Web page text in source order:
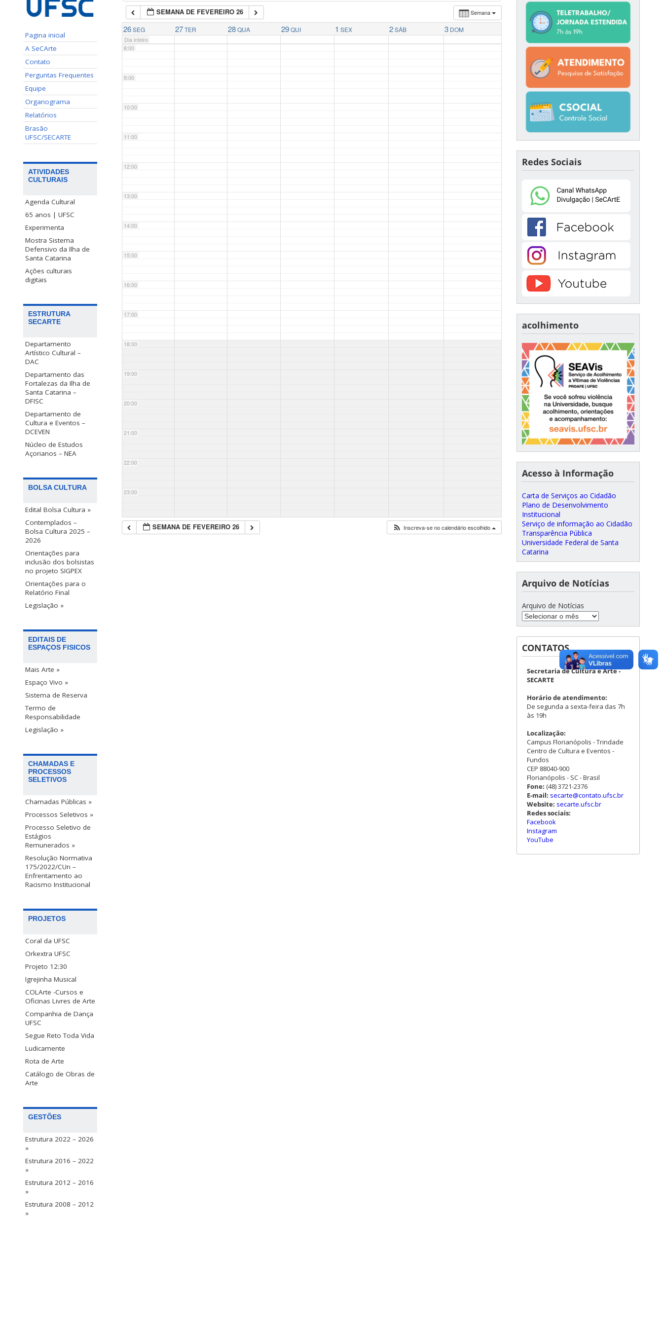
Pagina inicial
A SeCArte
Contato
Perguntas Frequentes
Equipe
Organograma
Relatórios
Brasão
UFSC/SECARTE
ATIVIDADES
CULTURAIS
Agenda Cultural
65 anos | UFSC
Experimenta
Mostra Sistema
Defensivo da Ilha de
Santa Catarina
Ações culturais
digitais
ESTRUTURA
SECARTE
Departamento
Artístico Cultural –
DAC
Departamento das
Fortalezas da Ilha de
Santa Catarina –
DFISC
Departamento de
Cultura e Eventos –
DCEVEN
Núcleo de Estudos
Açorianos – NEA
BOLSA CULTURA
Edital Bolsa Cultura »
Contemplados –
Bolsa Cultura 2025 –
2026
Orientações para
inclusão dos bolsistas
no projeto SIGPEX
Orientações para o
Relatório Final
Legislação »
EDITAIS DE
ESPAÇOS FISICOS
Mais Arte »
Espaço Vivo »
Sistema de Reserva
Termo de
Responsabilidade
Legislação »
CHAMADAS E
PROCESSOS
SELETIVOS
Chamadas Públicas »
Processos Seletivos »
Processo Seletivo de
Estágios
Remunerados »
Resolução Normativa
175/2022/CUn –
Enfrentamento ao
Racismo Institucional
PROJETOS
Coral da UFSC
Orkextra UFSC
Projeto 12:30
Igrejinha Musical
COLArte -Cursos e
Oficinas Livres de Arte
Companhia de Dança
UFSC
Segue Reto Toda Vida
Ludicamente
Rota de Arte
Catálogo de Obras de
Arte
GESTÕES
Estrutura 2022 – 2026
»
Estrutura 2016 – 2022
»
Estrutura 2012 – 2016
»
Estrutura 2008 – 2012
»
Semana
SEMANA DE FEVEREIRO 26
26 SEG 27 TER 28 QUA 29 QUI 1 SEX 2 SÁB 3 DOM
Dia inteiro
7:00
8:00
9:00
10:00
11:00
12:00
13:00
14:00
15:00
16:00
17:00
18:00
19:00
20:00
21:00
22:00
23:00
SEMANA DE FEVEREIRO 26 Inscreva-se no calendário escolhido
Redes Sociais
acolhimento
Acesso à Informação
Carta de Serviços ao Cidadão
Plano de Desenvolvimento
Institucional
Serviço de informação ao Cidadão
Transparência Pública
Universidade Federal de Santa
Catarina
Arquivo de Notícias
Arquivo de Notícias
CONTATOS
Secretaria de Cultura e Arte -
SECARTE
Horário de atendimento:
De segunda a sexta-feira das 7h
às 19h
Localização:
Campus Florianópolis - Trindade
Centro de Cultura e Eventos -
Fundos
CEP 88040-900
Florianópolis - SC - Brasil
Fone: (48) 3721-2376
E-mail: secarte@contato.ufsc.br
Website: secarte.ufsc.br
Redes sociais:
Facebook
Instagram
YouTube